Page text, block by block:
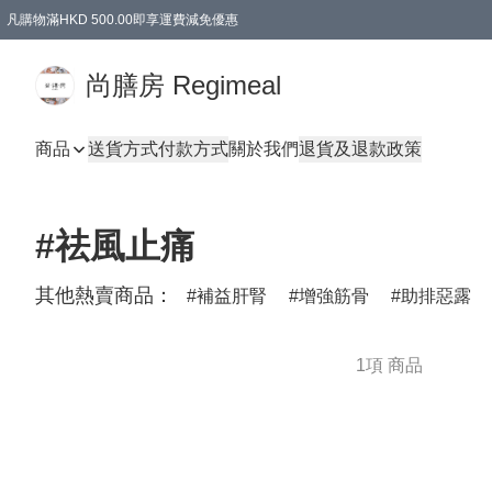
凡購物滿HKD 500.00即享運費減免優惠
尚膳房 Regimeal
商品 送貨方式付款方式關於我們退貨及退款政策
#祛風止痛
其他熱賣商品： 補益肝腎 增強筋骨 助排惡露
1項 商品